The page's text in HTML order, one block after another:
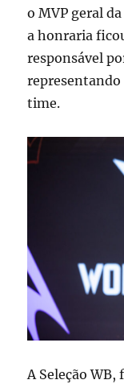
o MVP geral
a honraria
responsável
representando
time.
A Seleção